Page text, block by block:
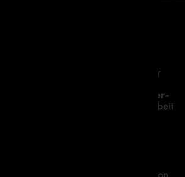
mehr
die sportliche Linie des
besteht aus einem
Glasfaser-
und wird aufwändig in Handarbeit
bearbeitet.
und Touring